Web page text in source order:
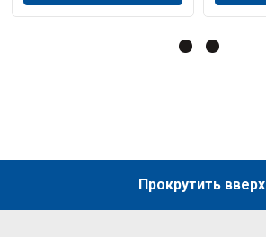
Описание искусственного интеллекта
Прокрутить вверх